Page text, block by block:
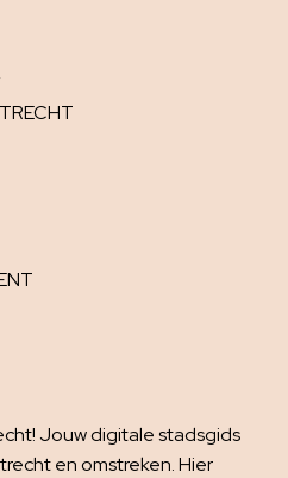
Jouw digitale stadsgids
en omstreken. Hier